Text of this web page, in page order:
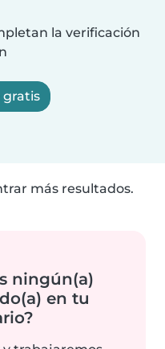
la verificación
gratis
más resultados.
ningún(a)
en tu